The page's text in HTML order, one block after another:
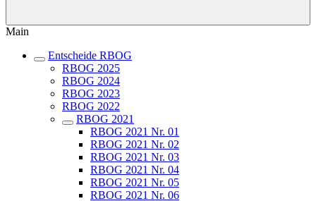
Main
Entscheide RBOG
RBOG 2025
RBOG 2024
RBOG 2023
RBOG 2022
RBOG 2021
RBOG 2021 Nr. 01
RBOG 2021 Nr. 02
RBOG 2021 Nr. 03
RBOG 2021 Nr. 04
RBOG 2021 Nr. 05
RBOG 2021 Nr. 06